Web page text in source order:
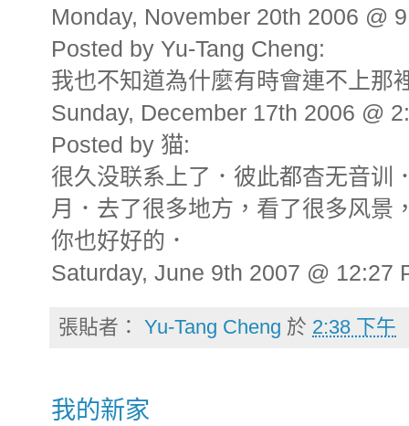
Monday, November 20th 2006 @
Posted by Yu-Tang Cheng:
我也不知道為什麼有時會連不上那
Sunday, December 17th 2006 @
Posted by 猫:
很久没联系上了．彼此都杳无音训
月．去了很多地方，看了很多风景
你也好好的．
Saturday, June 9th 2007 @ 12:27
張貼者： Yu-Tang Cheng 於 2:38 下午
我的新家